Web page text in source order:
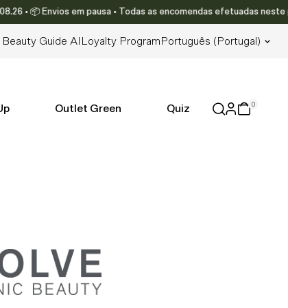
• 📦 Envios em pausa • Todas as encomendas efetuadas neste
Beauty Guide AI Loyalty ProgramPortuguês (portugal)
Outlet Green Quiz 0